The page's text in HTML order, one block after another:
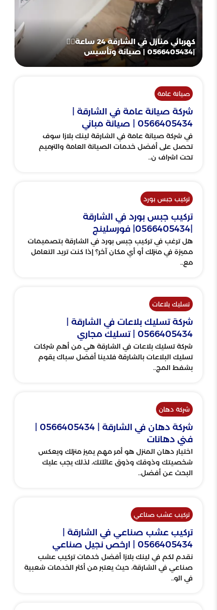
كهربائي منازل في الشارقة 24 ساعة👷‍♂️
|0566405434 | صيانة وتأسيس
صيانة عامة
شركة صيانة عامة في الشارقة |
0566405434 | صيانة مباني
في شركة صيانة عامة في الشارقة لينك بلازا سوف
تحصل على أفضل خدمات الصيانة العامة والترميم
تحت اشراف ن..
تركيب جبس بورد
تركيب جبس بورد في الشارقة
هل ترغب في تركيب جبس بورد في الشارقة بتصميمات
مميزة في منزلك أو أي مكان آخر؟ إذا كنت تريد التعامل
مع..
تسليك بلاعات
شركة تسليك بلاعات في الشارقة |
0566405434 | تسليك مجاري
شركة تسليك بلاعات في الشارقة هي من أهم شركات
تسليك البلاعات بالشارقة فلدينا أفضل سباك يقوم
بشفط المج..
شركة دهان
فني دهانات
اختيار دهان المنزل هو أمر مهم يميز منزلك ويعكس
شخصيتك وذوقك وذوق عائلتك، لذلك يجب عليك
البحث عن أفضل..
تركيب عشب صناعي
تركيب عشب صناعي في الشارقة |
0566405434 | ارخص نجيل صناعي
نقدم لكم في لينك بلازا أفضل خدمات تركيب عشب
صناعي في الشارقة، حيث يعتبر من أكثر الخدمات شعبية
في الو..